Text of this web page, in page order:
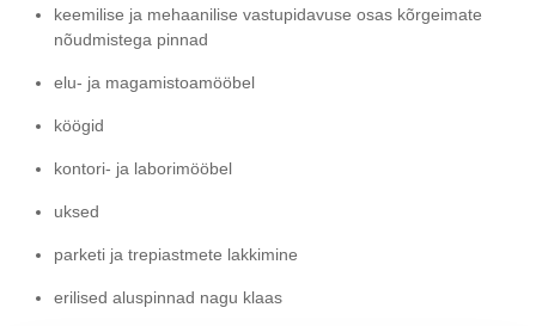
keemilise ja mehaanilise vastupidavuse osas kõrgeimate
nõudmistega pinnad
elu- ja magamistoamööbel
köögid
kontori- ja laborimööbel
uksed
parketi ja trepiastmete lakkimine
erilised aluspinnad nagu klaas